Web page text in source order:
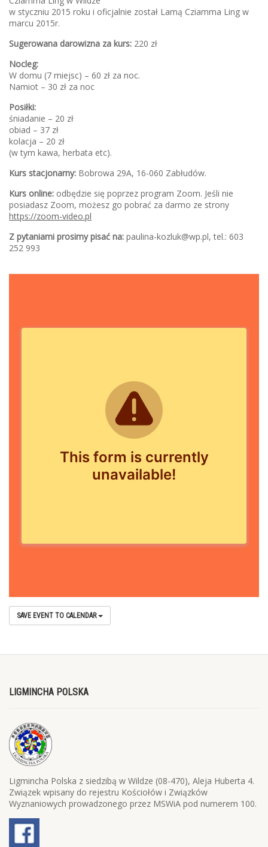
w styczniu 2015 roku i oficjalnie został Lamą Cziamma Ling w
marcu 2015r.
Sugerowana darowizna za kurs: 220 zł
Nocleg:
W domu (7 miejsc) – 60 zł za noc.
Namiot – 30 zł za noc
Posiłki:
śniadanie – 20 zł
obiad – 37 zł
kolacja – 20 zł
(w tym kawa, herbata etc).
Kurs stacjonarny: Bobrowa 29A, 16-060 Zabłudów.
Kurs online: odbędzie się poprzez program Zoom. Jeśli nie
posiadasz Zoom, możesz go pobrać za darmo ze strony
https://zoom-video.pl
Z pytaniami prosimy pisać na: paulina-kozluk@wp.pl, tel.: 603
252 993
SAVE EVENT TO CALENDAR
LIGMINCHA POLSKA
Ligmincha Polska z siedzibą w Wildze (08-470), Aleja Huberta 4.
Związek wpisany do rejestru Kościołów i Związków
Wyznaniowych prowadzonego przez MSWiA pod numerem 100.